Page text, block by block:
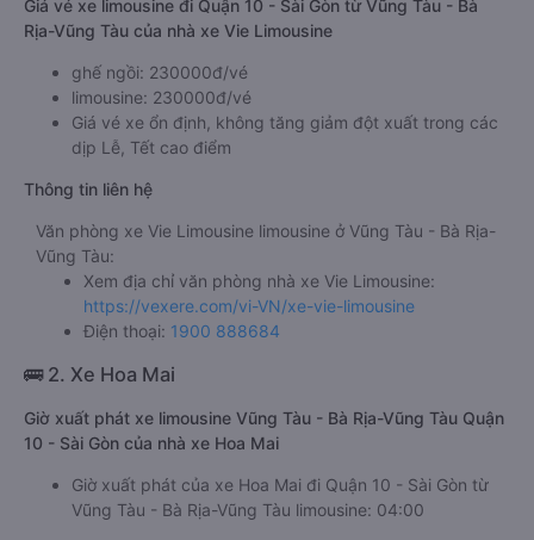
Giá vé xe limousine đi Quận 10 - Sài Gòn từ Vũng Tàu - Bà
Rịa-Vũng Tàu của nhà xe Vie Limousine
ghế ngồi: 230000đ/vé
limousine: 230000đ/vé
Giá vé xe ổn định, không tăng giảm đột xuất trong các
dịp Lễ, Tết cao điểm
Thông tin liên hệ
Văn phòng xe Vie Limousine limousine ở Vũng Tàu - Bà Rịa-
Vũng Tàu:
Xem địa chỉ văn phòng nhà xe Vie Limousine:
https://vexere.com/vi-VN/xe-vie-limousine
Điện thoại: 1900 888684
🚌 2. Xe Hoa Mai
Giờ xuất phát xe limousine Vũng Tàu - Bà Rịa-Vũng Tàu Quận
10 - Sài Gòn của nhà xe Hoa Mai
Giờ xuất phát của xe Hoa Mai đi Quận 10 - Sài Gòn từ
Vũng Tàu - Bà Rịa-Vũng Tàu limousine: 04:00